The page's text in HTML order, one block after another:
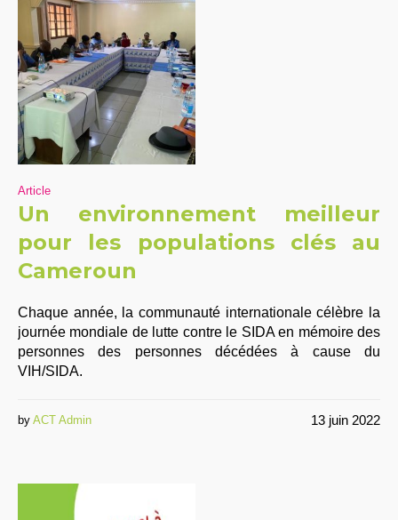
Article
Un environnement meilleur
pour les populations clés au
Cameroun
Chaque année, la communauté internationale célèbre la
journée mondiale de lutte contre le SIDA en mémoire des
personnes des personnes décédées à cause du
VIH/SIDA.
13 juin 2022
by ACT Admin